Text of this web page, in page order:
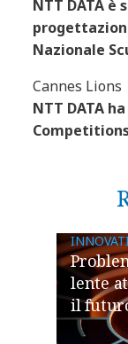
NTT DATA
Nazionale
Cannes Lions
NTT DATA
lente
il